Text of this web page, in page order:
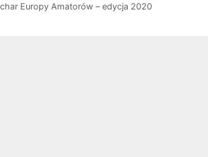
Europy Amatorów – edycja 2020